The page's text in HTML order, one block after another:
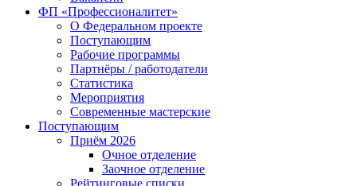
ФП «Профессионалитет»
О Федеральном проекте
Поступающим
Рабочие программы
Партнёры / работодатели
Статистика
Мероприятия
Современные мастерские
Поступающим
Приём 2026
Очное отделение
Заочное отделение
Рейтинговые списки